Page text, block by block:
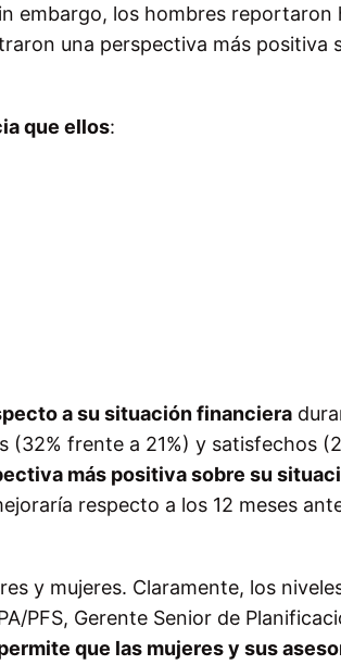
embargo, los hombres reportaron
una perspectiva más positiva
que ellos:
a su situación financiera
(32% frente a 21%) y satisfechos
más positiva sobre su
respecto a los 12 meses
y mujeres. Claramente, los
PFS, Gerente Senior de
que las mujeres y sus